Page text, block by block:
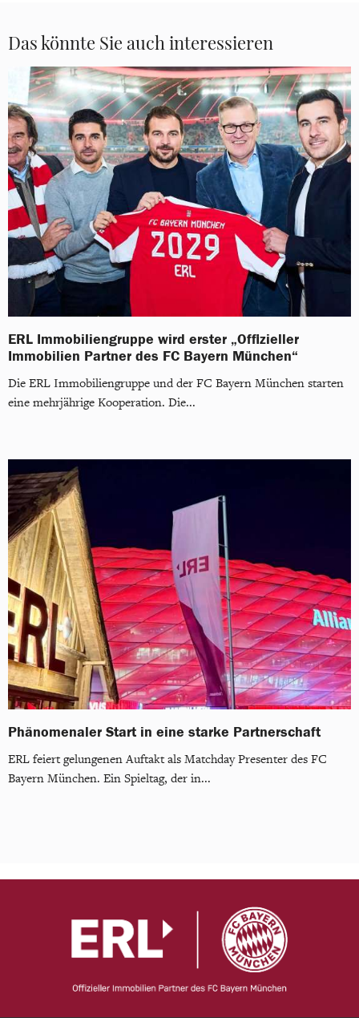
Das könnte Sie auch interessieren
ERL Immobiliengruppe wird erster „Offizieller
Immobilien Partner des FC Bayern München“
Die ERL Immobiliengruppe und der FC Bayern München starten
eine mehrjährige Kooperation. Die...
Phänomenaler Start in eine starke Partnerschaft
ERL feiert gelungenen Auftakt als Matchday Presenter des FC
Bayern München. Ein Spieltag, der in...